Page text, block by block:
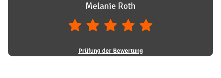
Melanie Roth
Prüfung der Bewertung